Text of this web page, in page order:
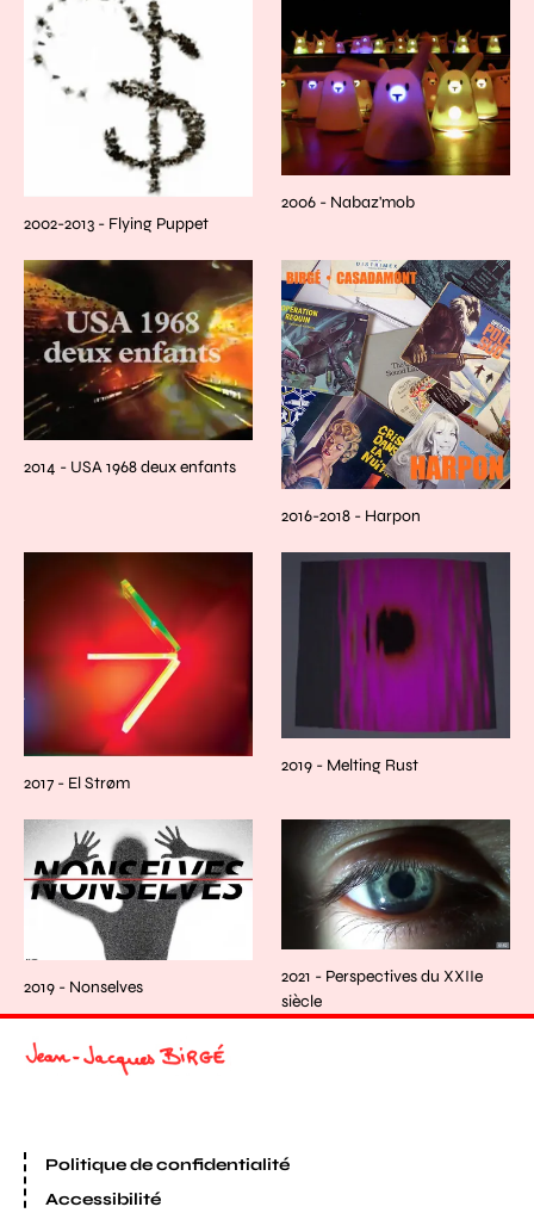
2002-2013 - Flying Puppet
2006 - Nabaz'mob
2014 - USA 1968 deux enfants
2016-2018 - Harpon
2017 - El Strøm
2019 - Melting Rust
2019 - Nonselves
2021 - Perspectives du XXIIe
siècle
Politique de confidentialité
Accessibilité